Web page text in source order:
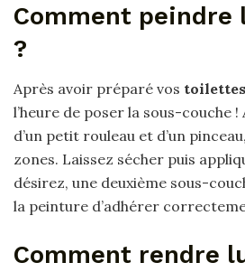
Comment
?
Après avoir préparé vos toilettes
l’heure de poser la sous-couche !
d’un petit rouleau et d’un
zones. Laissez sécher puis
désirez, une deuxième sous-
la peinture d’adhérer
Comment rendre